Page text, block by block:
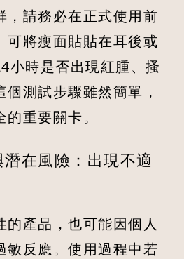
，請務必在正式使用前
可將瘦面貼貼在耳後或
小時是否出現紅腫、搔
測試步驟雖然簡單，
重要關卡。
在風險：出現不適
的產品，也可能因個人
敏反應。使用過程中若